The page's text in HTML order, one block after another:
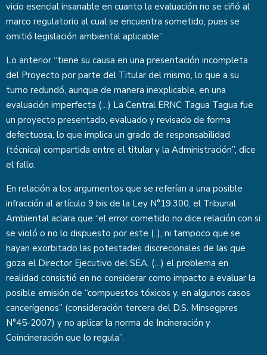
vicio esencial insanable en cuanto la evaluación no se ciñó al
marco regulatorio al cual se encuentra sometido, pues se
omitió legislación ambiental aplicable”
Lo anterior “tiene su causa en una presentación incompleta
del Proyecto por parte del Titular del mismo, lo que a su
turno redundó, aunque de manera inexplicable, en una
evaluación imperfecta (…) La Central ERNC Tagua Tagua fue
un proyecto presentado, evaluado y revisado de forma
defectuosa, lo que implica un grado de responsabilidad
(técnica) compartida entre el titular y la Administración”, dice
el fallo.
En relación a los argumentos que se referían a una posible
infracción al artículo 9 bis de la Ley N°19.300, el Tribunal
Ambiental aclara que “el error cometido no dice relación con si
se violó o no lo dispuesto por este (..), ni tampoco que se
hayan exorbitado las potestades discrecionales de las que
goza el Director Ejecutivo del SEA, (…) el problema en
realidad consistió en no considerar como impacto a evaluar la
posible emisión de “compuestos tóxicos y, en algunos casos
cancerígenos” (consideración tercera del D.S. Minsegpres
N°45-2007) y no aplicar la norma de Incineración y
Coincineración que lo regula”.